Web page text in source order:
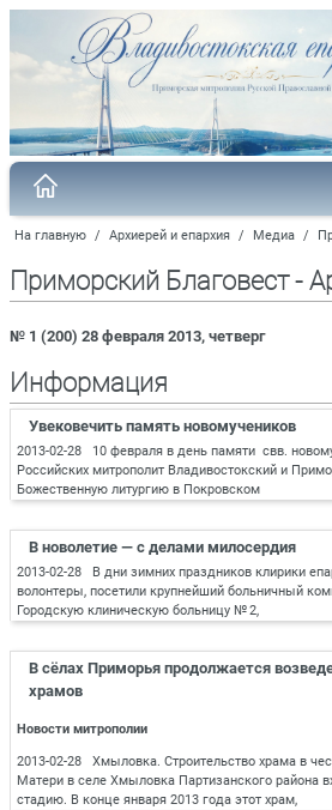
На главную / Архиерей и епархия / Медиа /
Приморский Благовест -
№ 1 (200) 28 февраля 2013, четверг
Информация
Увековечить память новомучеников
2013-02-28 10 февраля в день памяти свв.
Российских митрополит Владивостокский и
Божественную литургию в Покровском
В новолетие — с делами милосердия
2013-02-28 В дни зимних праздников клирики
волонтеры, посетили крупнейший больничный
Городскую клиническую больницу № 2,
В сёлах Приморья продолжается
храмов
Новости митрополии
2013-02-28 Хмыловка. Строительство храма в
Матери в селе Хмыловка Партизанского района
стадию. В конце января 2013 года этот храм,